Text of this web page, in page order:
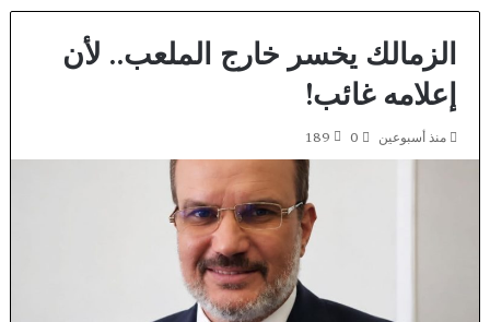
الزمالك يخسر خارج الملعب.. لأن
إعلامه غائب!
منذ أسبوعين 0
189